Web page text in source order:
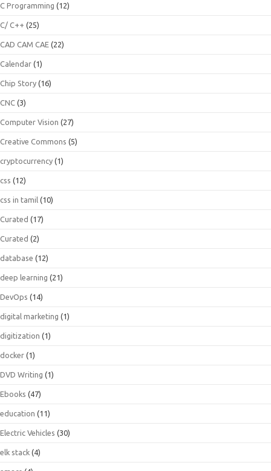
C Programming (12)
C/ C++ (25)
CAD CAM CAE (22)
Calendar (1)
Chip Story (16)
CNC (3)
Computer Vision (27)
Creative Commons (5)
cryptocurrency (1)
css (12)
css in tamil (10)
Curated (17)
Curated (2)
database (12)
deep learning (21)
DevOps (14)
digital marketing (1)
digitization (1)
docker (1)
DVD Writing (1)
Ebooks (47)
education (11)
Electric Vehicles (30)
elk stack (4)